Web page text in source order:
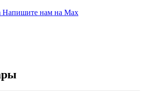
Напишите нам на Max